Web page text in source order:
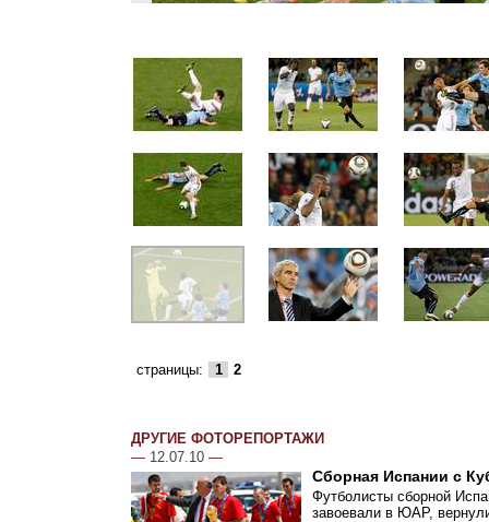
страницы: 1 2
ДРУГИЕ ФОТОРЕПОРТАЖИ
— 12.07.10 —
Сборная Испании с
Футболисты сборной
завоевали в ЮАР,